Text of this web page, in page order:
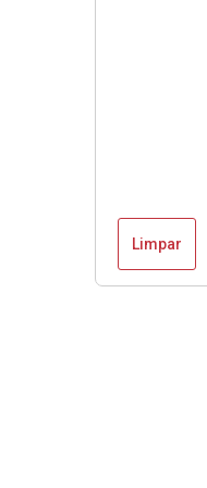
Limpar